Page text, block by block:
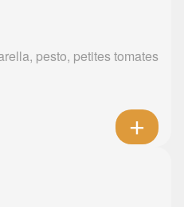
pesto, petites tomates